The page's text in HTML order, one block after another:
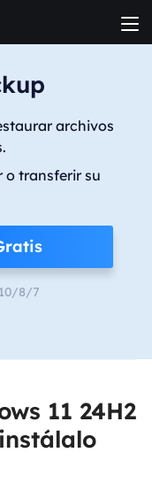
archivos
o transferir su
8/7
11 24H2